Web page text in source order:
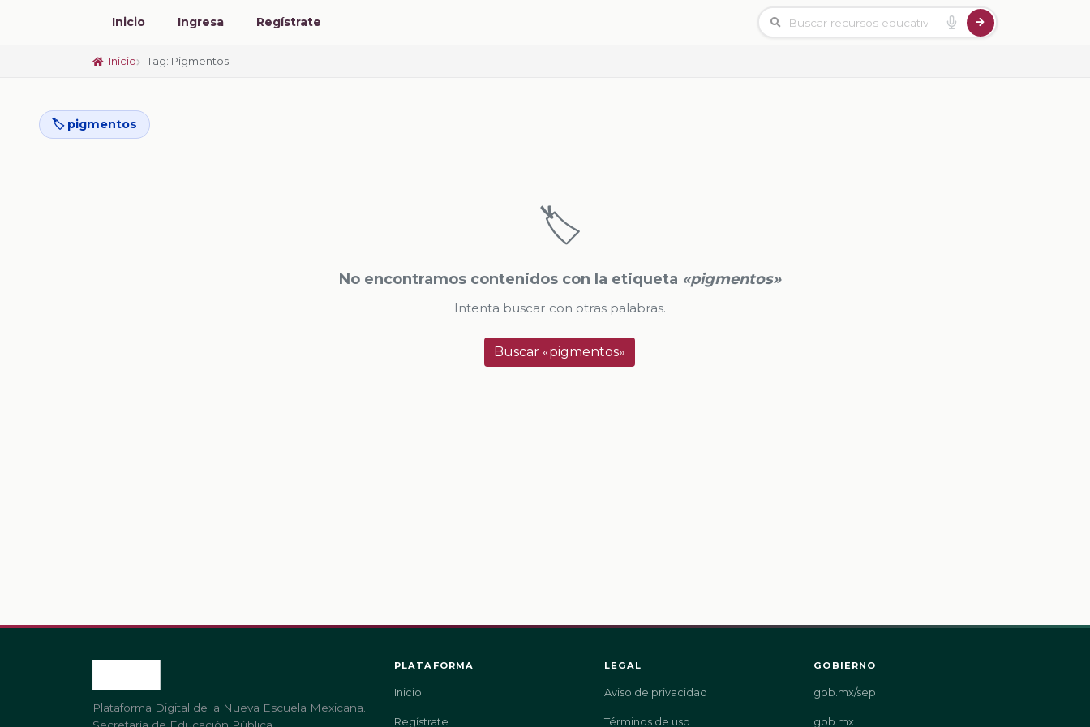
Inicio Ingresa Regístrate
Inicio Tag: Pigmentos
🏷️ pigmentos
🏷️
No encontramos contenidos con la etiqueta «pigmentos»
Intenta buscar con otras palabras.
Buscar «pigmentos»
Plataforma Digital de la Nueva Escuela Mexicana.
PLATAFORMA
Inicio
Regístrate
LEGAL
Aviso de privacidad
Términos de uso
GOBIERNO
gob.mx/sep
gob.mx